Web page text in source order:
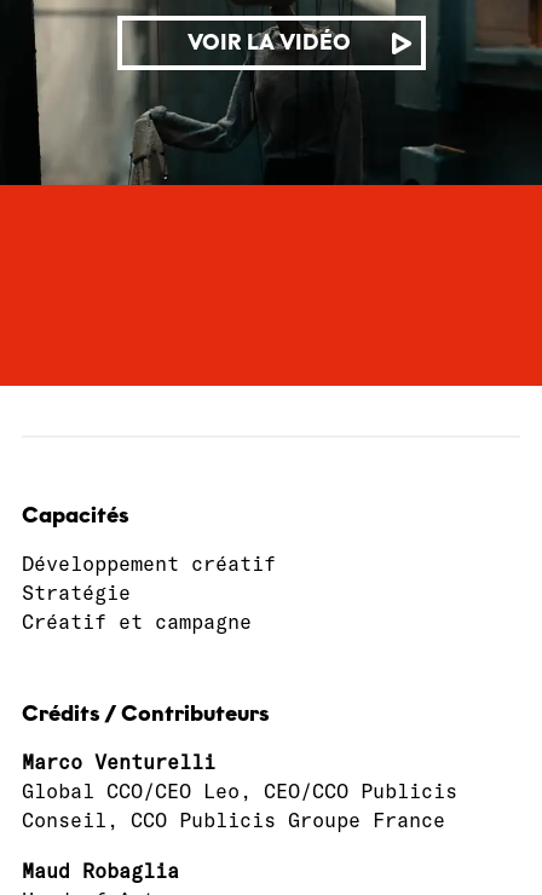
VOIR LA VIDÉO
Capacités
Développement créatif
Stratégie
Créatif et campagne
Crédits / Contributeurs
Marco Venturelli
Global CCO/CEO Leo, CEO/CCO Publicis
Conseil, CCO Publicis Groupe France
Maud Robaglia